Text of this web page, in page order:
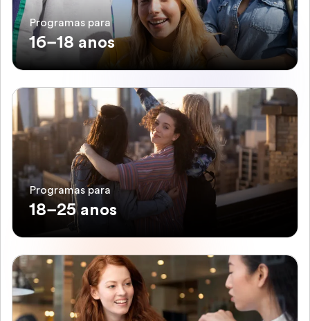
Programas para
16–18 anos
Programas para
18–25 anos